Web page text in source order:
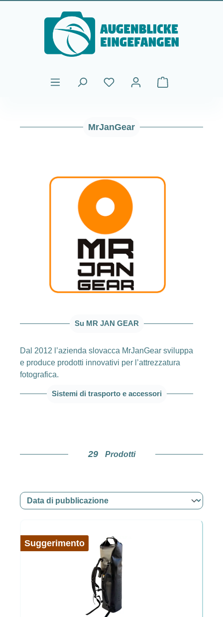
Passa al contenuto principale
Il carrello
MrJanGear
Su MR JAN GEAR
Dal 2012 l’azienda slovacca MrJanGear sviluppa
e produce prodotti innovativi per l’attrezzatura
fotografica.
Sistemi di trasporto e accessori
nell’impiego.
Protezione e appoggio per
obiettivi
Geniali protezioni antipioggia per obiettivi, stabili
sacchetti di fagioli e robusti zaini sono apprezzati
sia dai fotografi amatori che dai professionisti.
29 Prodotti
Suggerimento